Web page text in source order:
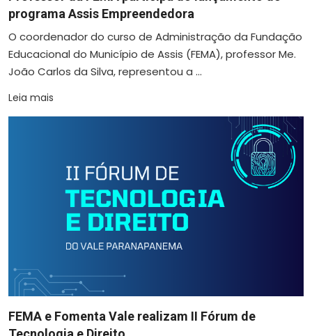
programa Assis Empreendedora
O coordenador do curso de Administração da Fundação
Educacional do Município de Assis (FEMA), professor Me.
João Carlos da Silva, representou a ...
Leia mais
FEMA e Fomenta Vale realizam II Fórum de